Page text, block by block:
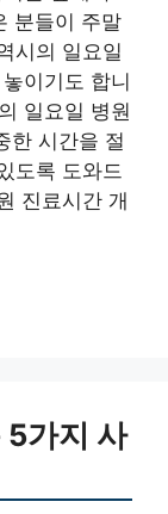
분들이 주말
시의 일요일
이기도 합니
일요일 병원
한 시간을 절
도록 도와드
진료시간 개
5가지 사